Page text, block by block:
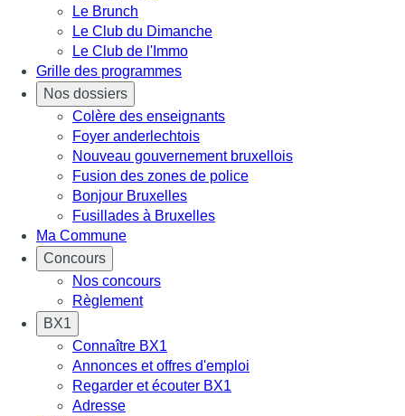
Le Brunch
Le Club du Dimanche
Le Club de l'Immo
Grille des programmes
Nos dossiers
Colère des enseignants
Foyer anderlechtois
Nouveau gouvernement bruxellois
Fusion des zones de police
Bonjour Bruxelles
Fusillades à Bruxelles
Ma Commune
Concours
Nos concours
Règlement
BX1
Connaître BX1
Annonces et offres d'emploi
Regarder et écouter BX1
Adresse